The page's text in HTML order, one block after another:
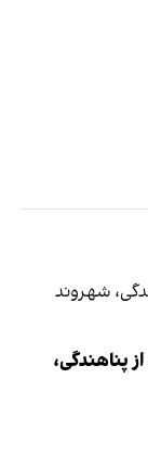
۵ ماه پس از پناهندگی،